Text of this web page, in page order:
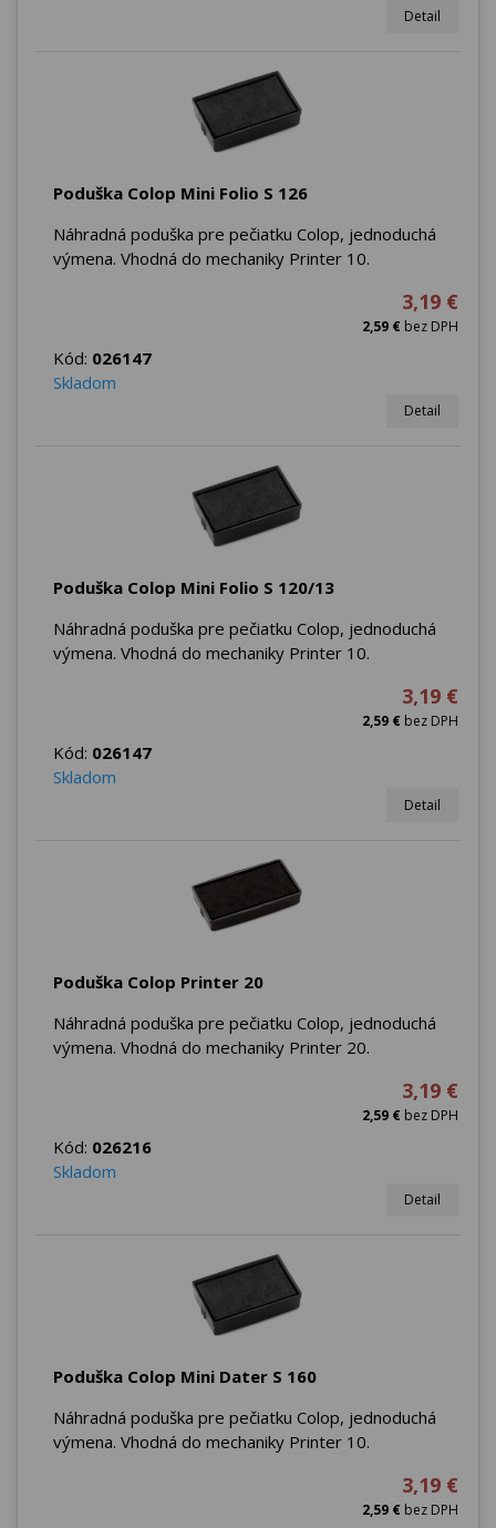
Detail
Poduška Colop Mini Folio S 126
Náhradná poduška pre pečiatku Colop, jednoduchá
výmena. Vhodná do mechaniky Printer 10.
3,19 €
2,59 € bez DPH
Kód: 026147
Skladom
Detail
Poduška Colop Mini Folio S 120/13
Náhradná poduška pre pečiatku Colop, jednoduchá
výmena. Vhodná do mechaniky Printer 10.
3,19 €
2,59 € bez DPH
Kód: 026147
Skladom
Detail
Poduška Colop Printer 20
Náhradná poduška pre pečiatku Colop, jednoduchá
výmena. Vhodná do mechaniky Printer 20.
3,19 €
2,59 € bez DPH
Kód: 026216
Skladom
Detail
Poduška Colop Mini Dater S 160
Náhradná poduška pre pečiatku Colop, jednoduchá
výmena. Vhodná do mechaniky Printer 10.
3,19 €
2,59 € bez DPH